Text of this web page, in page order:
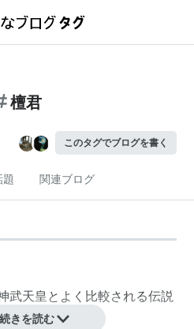
檀君
このタグでブログを書く
関連ブログ
武天皇とよく比較される伝説
きを読む